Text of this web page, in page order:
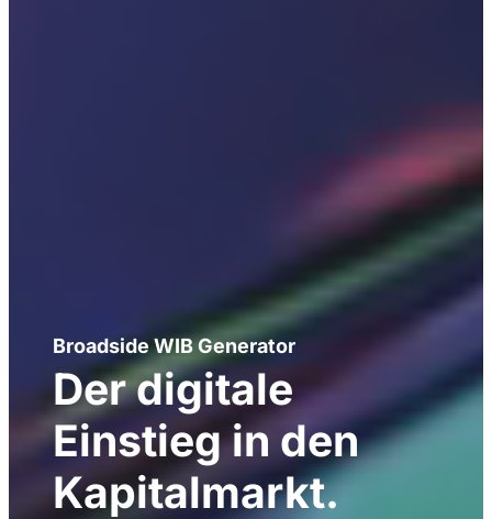
Broadside WIB Generator
Der digitale
Einstieg in den
Kapitalmarkt.